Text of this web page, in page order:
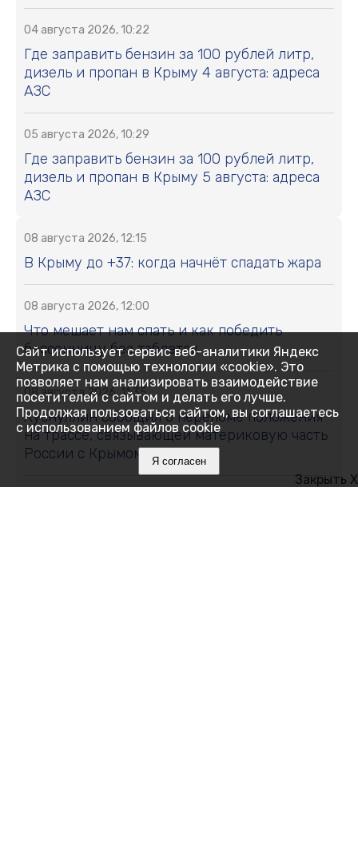
04 августа 2026, 10:22
Где заправить бензин за 100 рублей литр,
дизель и пропан в Крыму 4 августа: адреса
АЗС
05 августа 2026, 10:29
Где заправить бензин за 100 рублей литр,
дизель и пропан в Крыму 5 августа: адреса
АЗС
08 августа 2026, 12:15
В Крыму до +37: когда начнёт спадать жара
08 августа 2026, 12:00
Что мешает нам спать и как победить
бессонницу без таблеток
08 августа 2026, 11:35
Хуснуллин сообщил о переломе положения
на трассе, связывающей материковую часть
России с Крымом
Закрыть X
Сайт использует сервис веб-аналитики Яндекс
Метрика с помощью технологии «cookie». Это
позволяет нам анализировать взаимодействие
посетителей с сайтом и делать его лучше.
Продолжая пользоваться сайтом, вы соглашаетесь
с использованием файлов cookie
Я согласен